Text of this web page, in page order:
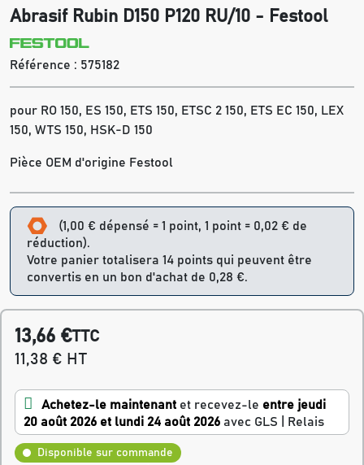
Abrasif Rubin D150 P120 RU/10 - Festool
Référence : 575182
pour RO 150, ES 150, ETS 150, ETSC 2 150, ETS EC 150, LEX
150, WTS 150, HSK-D 150
Pièce OEM d'origine Festool
(1,00 € dépensé = 1 point, 1 point = 0,02 € de
réduction).
Votre panier totalisera 14 points qui peuvent être
convertis en un bon d'achat de 0,28 €.
13,66 €TTC
11,38 € HT
Achetez-le maintenant et recevez-le entre jeudi
20 août 2026 et lundi 24 août 2026 avec GLS | Relais
Disponible sur commande